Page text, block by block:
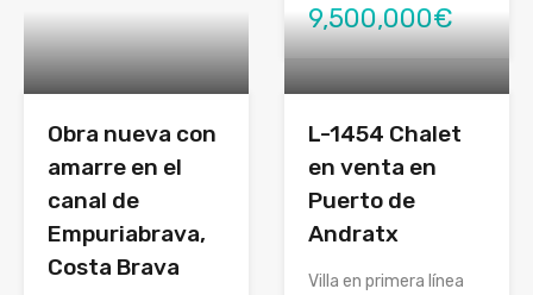
9,500,000€
Obra nueva con
amarre en el
canal de
Empuriabrava,
Costa Brava
L-1454 Chalet
en venta en
Puerto de
Andratx
Villa en primera línea